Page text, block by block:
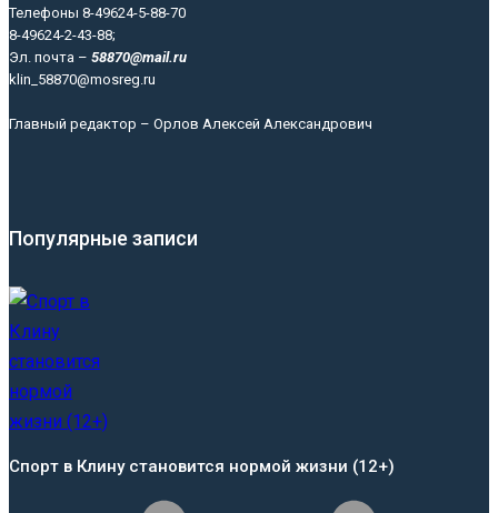
Телефоны 8-49624-5-88-70
8-49624-2-43-88;
Эл. почта – 58870@mail.ru
klin_58870@mosreg.ru
Главный редактор – Орлов Алексей Александрович
Популярные записи
Спорт в Клину становится нормой жизни (12+)